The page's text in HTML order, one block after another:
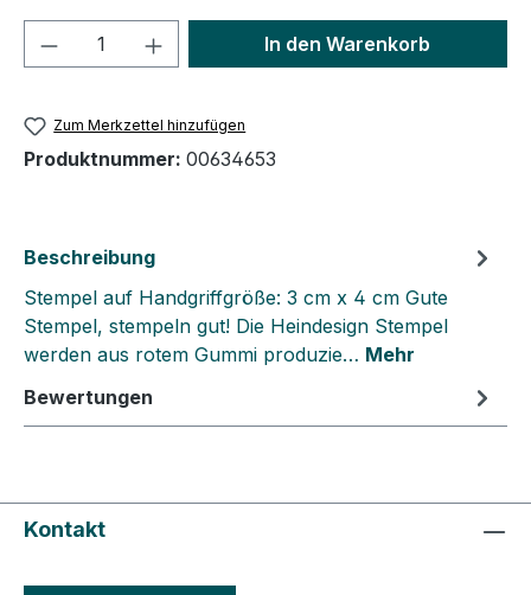
Produkt Anzahl: Gib denIn den Warenkorb
Zum Merkzettel hinzufügen
Produktnummer: 00634653
Beschreibung
Stempel auf Handgriffgröße: 3 cm x 4 cm Gute
Stempel, stempeln gut! Die Heindesign Stempel
werden aus rotem Gummi produzie… Mehr
Bewertungen
Kontakt